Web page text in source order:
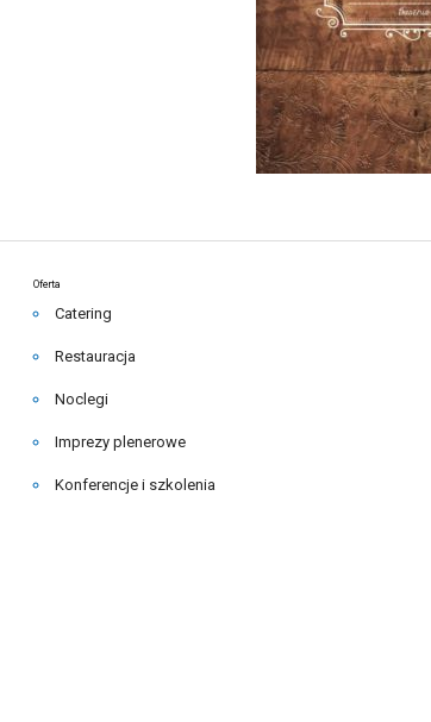
Oferta
Catering
Restauracja
Noclegi
Imprezy plenerowe
Konferencje i szkolenia